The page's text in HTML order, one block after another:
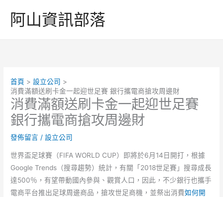
阿山資訊部落
首頁
設立公司
消費滿額送刷卡金一起迎世足賽 銀行攜電商搶攻周邊財
消費滿額送刷卡金一起迎世足賽
銀行攜電商搶攻周邊財
發佈留言 /設立公司
世界盃足球賽（FIFA WORLD CUP）即將於6月14日開打，根據
Google Trends（搜尋趨勢）統計，有關「2018世足賽」搜尋成長
達500％，有望帶動國內參與、觀賞人口，因此，不少銀行也攜手
電商平台推出足球周邊商品，搶攻世足商機，並祭出消費如何開